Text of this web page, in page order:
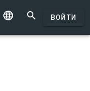
  ВОЙТИ